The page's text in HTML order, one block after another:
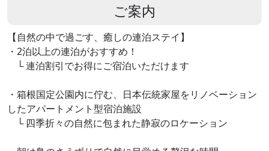
ご案内
【自然の中で過ごす、癒しの連泊ステイ】
・2泊以上の連泊がおすすめ！
└ 連泊割引でお得にご宿泊いただけます
・箱根国定公園内に佇む、日本伝統家屋をリノベーション
したアパートメント型宿泊施設
└ 四季折々の自然に包まれた静寂のロケーション